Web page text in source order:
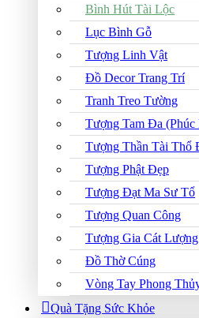
Bình Hút Tài Lộc
Lục Bình Gỗ
Tượng Linh Vật
Đồ Decor Trang Trí
Tranh Treo Tường
Tượng Tam Đa
Tượng Thần Tài Thổ
Tượng Phật Đẹp
Tượng Đạt Ma Sư Tổ
Tượng Quan Công
Tượng Gia Cát Lượng
Đồ Thờ Cúng
Vòng Tay Phong
Quà Tặng Sức Khỏe